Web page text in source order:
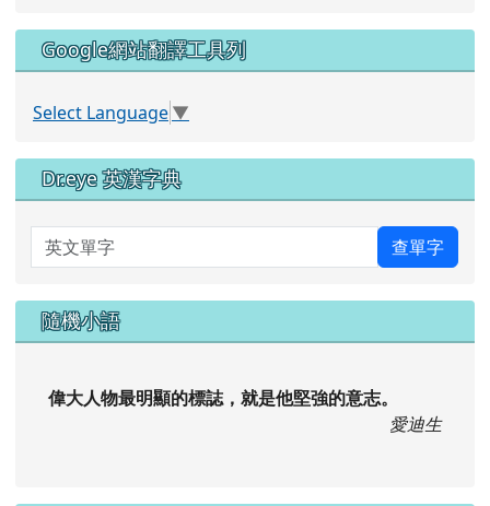
Google網站翻譯工具列
Select Language▼
Dr.eye 英漢字典
英文單字 查單字
隨機小語
偉大人物最明顯的標誌，就是他堅強的意志。
愛迪生